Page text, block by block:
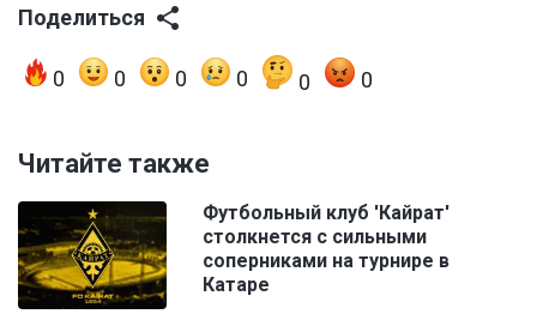
Поделиться
0 0 0 0 0 0
Читайте также
Футбольный клуб 'Кайрат'
столкнется с сильными
соперниками на турнире в
Катаре